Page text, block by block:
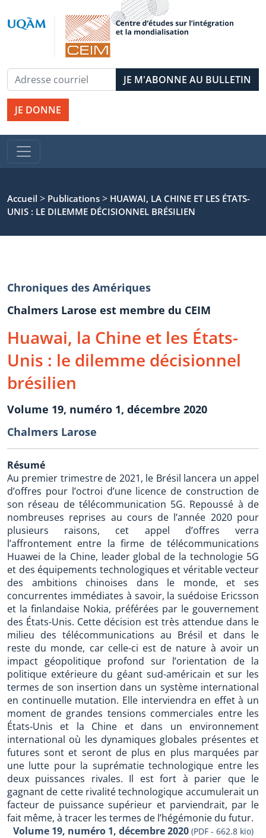
JE DONNE
Accueil > Publications > HUAWAI, LA CHINE ET LES ÉTATS-
UNIS : LE DILEMME DÉCISIONNEL BRÉSILIEN
Chroniques des Amériques
Chalmers Larose est membre du CEIM
Huawai, la Chine et les États-
Unis : le dilemme décisionnel
brésilien
Volume 19, numéro 1, décembre 2020
Chalmers Larose
Résumé
Au premier trimestre de 2021, le Brésil lancera un appel
d’offres pour l’octroi d’une licence de construction de
son réseau de télécommunication 5G. Repoussé à de
nombreuses reprises au cours de l’année 2020 pour
plusieurs raisons, cet appel d’offres verra
l’affrontement entre la firme de télécommunications
Huawei de la Chine, leader global de la technologie 5G
et des équipements technologiques et véritable vecteur
des ambitions chinoises dans le monde, et ses
concurrentes immédiates à savoir, la suédoise Ericsson
et la finlandaise Nokia, préférées par le gouvernement
des États-Unis. Cette décision est très attendue dans le
milieu des télécommunications au Brésil et dans le
reste du monde, car celle-ci est de nature à avoir un
impact géopolitique profond sur l’orientation de la
politique extérieure du géant sud-américain et sur les
termes de son insertion dans un système international
en continuelle mutation. Elle interviendra en effet à un
moment de grandes tensions commerciales entre les
États-Unis et la Chine et dans un environnement
international où les dynamiques globales présentes et
futures sont et seront de plus en plus marquées par
une lutte pour la suprématie technologique entre les
deux puissances rivales. Il est fort à parier que le
gagnant de cette rivalité technologique accumulerait un
facteur de puissance supérieur et parviendrait, par le
fait même, à tracer les termes de l’hégémonie du futur.
Volume 19, numéro 1, décembre 2020 (PDF - 662.8 kio)